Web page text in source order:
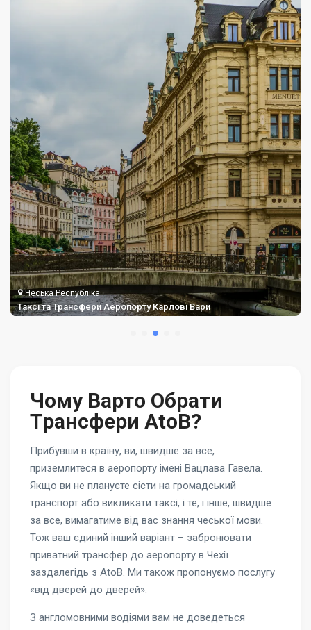
Чеська Республіка
Таксі та Трансфери Аеропорту Карлові Вари
Чому Варто Обрати
Трансфери AtoB?
Прибувши в країну, ви, швидше за все,
приземлитеся в аеропорту імені Вацлава Гавела.
Якщо ви не плануєте сісти на громадський
транспорт або викликати таксі, і те, і інше, швидше
за все, вимагатиме від вас знання чеської мови.
Тож ваш єдиний інший варіант – забронювати
приватний трансфер до аеропорту в Чехії
заздалегідь з AtoB. Ми також пропонуємо послугу
«від дверей до дверей».
З англомовними водіями вам не доведеться